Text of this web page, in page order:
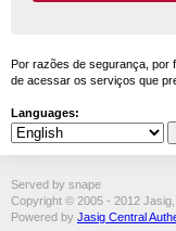
Por razões de segurança, por
de acessar os serviços que
Languages:
Served by snape
Copyright © 2005 - 2012
Powered by Jasig Central